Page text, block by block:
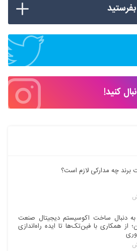
بفرستید
کنید!
برند چه مدارکی لازم است؟
دنبال ساخت اکوسیستم دیجیتال صنعت
از همکاری با فین‌تک‌ها تا ایده راه‌اندازی